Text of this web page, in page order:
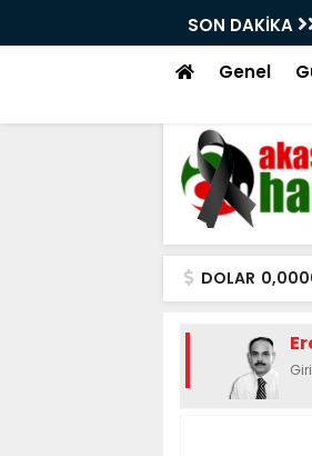
SON DAKİKA
Genel
DOLAR